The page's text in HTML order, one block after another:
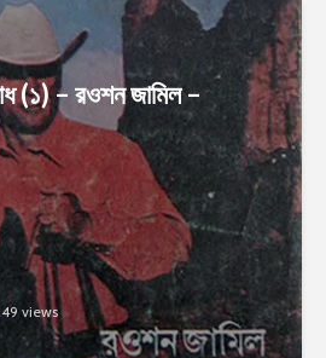
– রওশন জামিল –
49 views